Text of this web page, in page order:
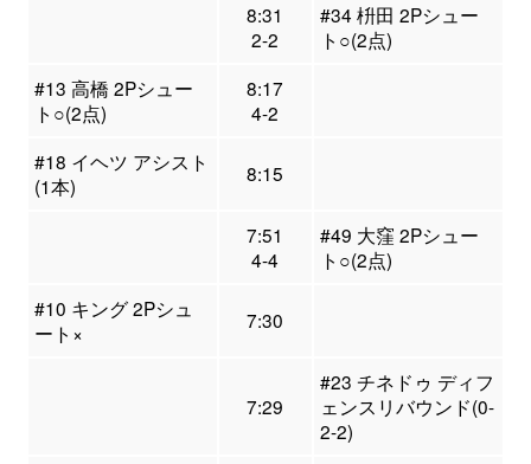
8:31
2-2
#34 枡田 2Pシュー
ト○(2点)
#13 高橋 2Pシュー
ト○(2点)
8:17
4-2
#18 イヘツ アシスト
(1本)
8:15
7:51
4-4
#49 大窪 2Pシュー
ト○(2点)
#10 キング 2Pシュ
ート×
7:30
7:29
#23 チネドゥ ディフ
ェンスリバウンド(0-
2-2)